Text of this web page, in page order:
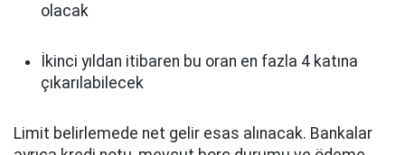
olacak
İkinci yıldan itibaren bu oran en fazla 4 katına
çıkarılabilecek
Limit belirlemede net gelir esas alınacak. Bankalar